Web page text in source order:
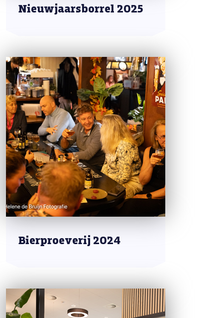
Nieuwjaarsborrel 2025
Bierproeverij 2024